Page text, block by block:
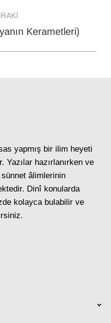
Next
Kerametleri)
yapmış bir ilim heyeti
Yazılar hazırlanırken ve
âlimlerinin
Dinî konularda
kolayca bulabilir ve